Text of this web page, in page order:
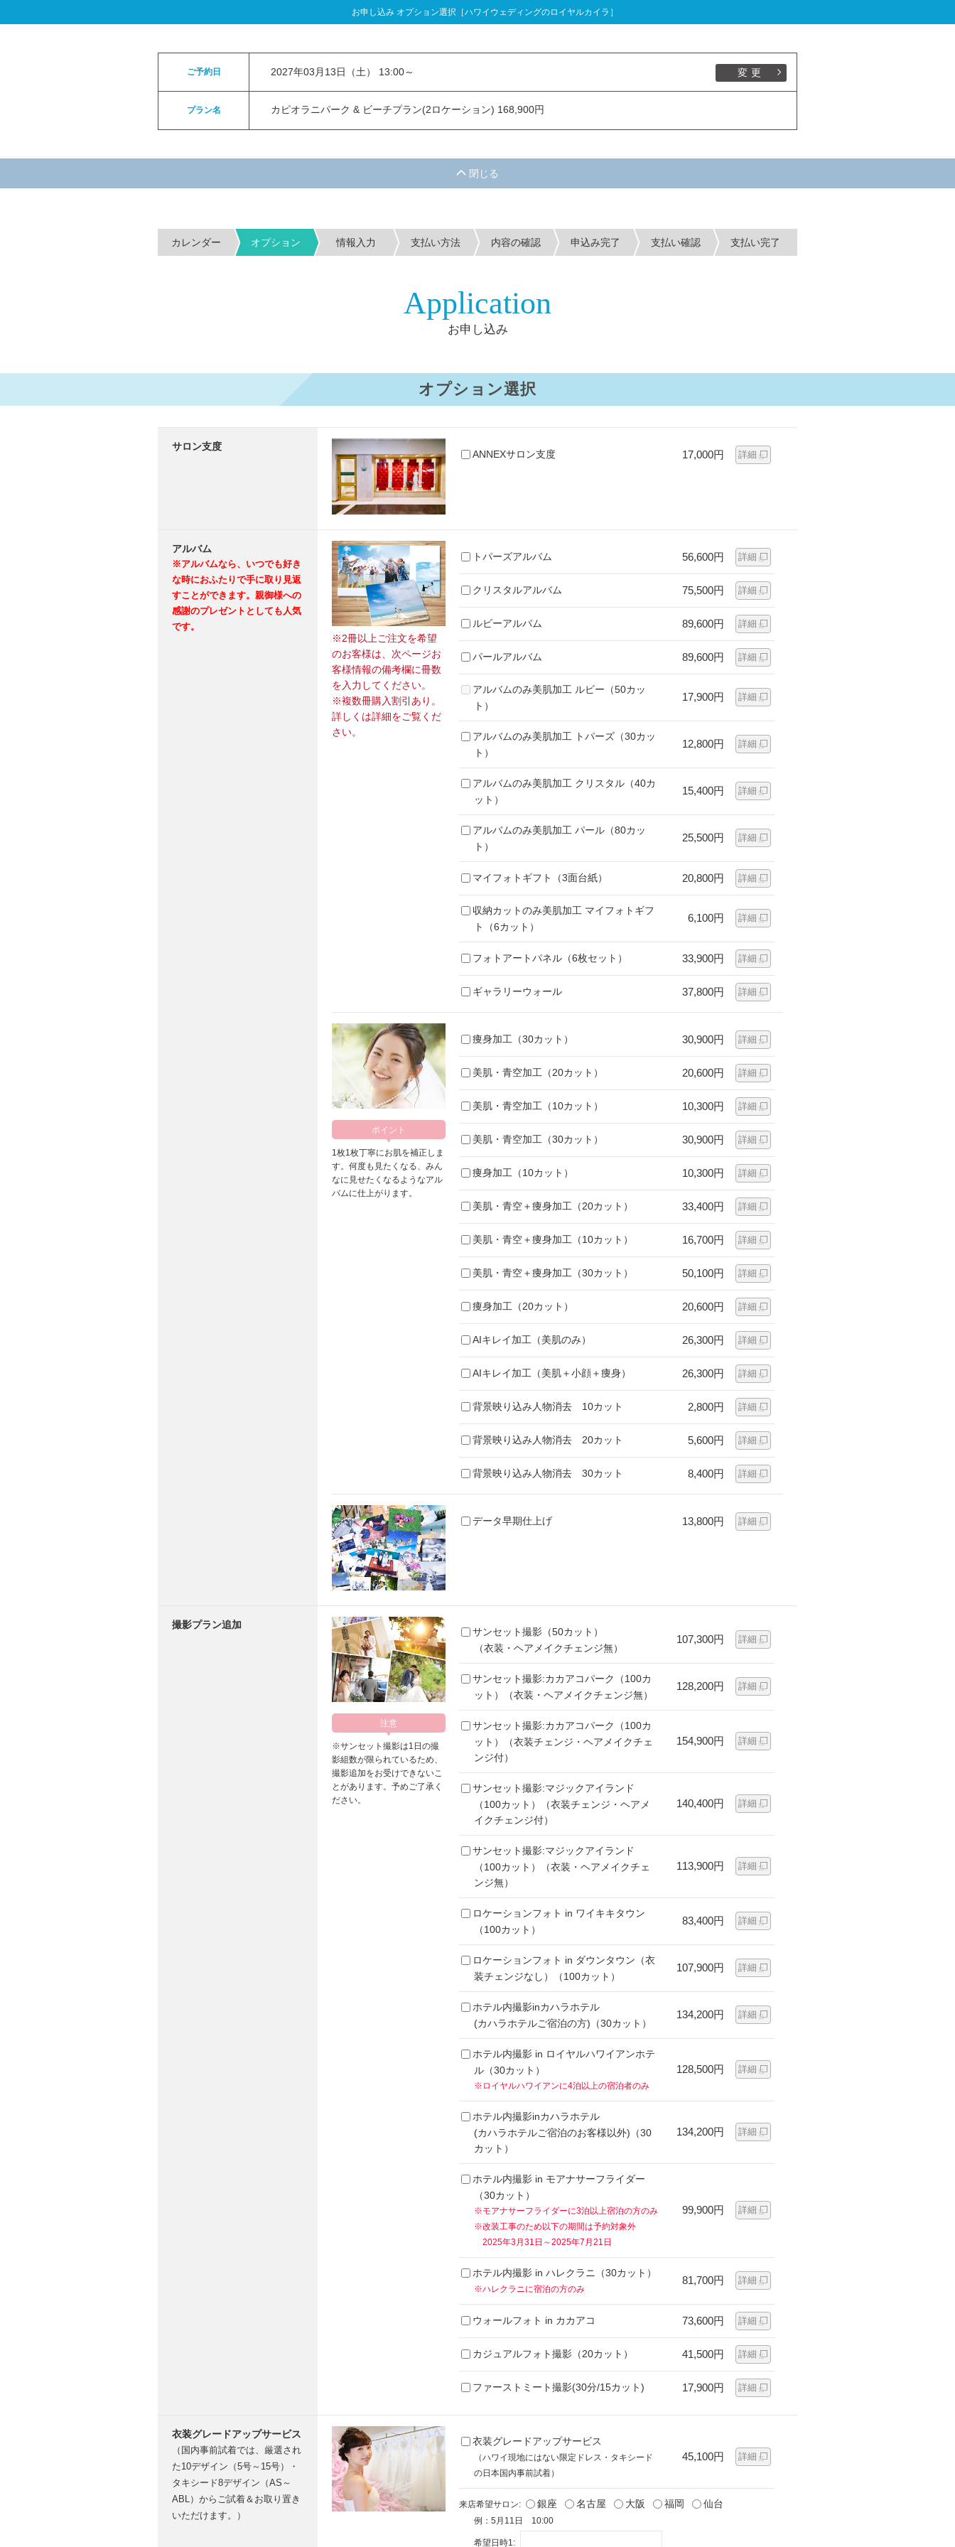
お申し込み オプション選択
お申し込み オプション選択［ハワイウェディングのロイヤルカイラ］
ご予約日 2027年03月13日（土） 13:00～ 変更
プラン名 カピオラニパーク & ビーチプラン(2ロケーション) 168,900円
カレンダー オプション 情報入力 支払い方法 内容の確認 申込み完了 支払い確認 支払い完了
Application
お申し込み
オプション選択
サロン支度
ANNEXサロン支度 17,000円 詳細
アルバム
※アルバムなら、いつでも好き
な時におふたりで手に取り見返
すことができます。親御様への
感謝のプレゼントとしても人気
です。
※2冊以上ご注文を希望
のお客様は、次ページお
客様情報の備考欄に冊数
を入力してください。
※複数冊購入割引あり。
詳しくは詳細をご覧くだ
さい。
トパーズアルバム 56,600円 詳細
クリスタルアルバム 75,500円 詳細
ルビーアルバム 89,600円 詳細
パールアルバム 89,600円 詳細
アルバムのみ美肌加工 ルビー（50カッ
ト）
17,900円 詳細
アルバムのみ美肌加工 トパーズ（30カッ
ト）
12,800円 詳細
アルバムのみ美肌加工 クリスタル（40カ
ット）
15,400円 詳細
アルバムのみ美肌加工 パール（80カッ
ト）
25,500円 詳細
マイフォトギフト（3面台紙） 20,800円 詳細
収納カットのみ美肌加工 マイフォトギフ
ト（6カット）
6,100円 詳細
フォトアートパネル（6枚セット） 33,900円 詳細
ギャラリーウォール 37,800円 詳細
1枚1枚丁寧にお肌を補正しま
す。何度も見たくなる、みん
なに見せたくなるようなアル
バムに仕上がります。
痩身加工（30カット） 30,900円 詳細
美肌・青空加工（20カット） 20,600円 詳細
美肌・青空加工（10カット） 10,300円 詳細
美肌・青空加工（30カット） 30,900円 詳細
痩身加工（10カット） 10,300円 詳細
美肌・青空＋痩身加工（20カット） 33,400円 詳細
美肌・青空＋痩身加工（10カット） 16,700円 詳細
美肌・青空＋痩身加工（30カット） 50,100円 詳細
痩身加工（20カット） 20,600円 詳細
AIキレイ加工（美肌のみ） 26,300円 詳細
AIキレイ加工（美肌＋小顔＋痩身） 26,300円 詳細
背景映り込み人物消去 10カット 2,800円 詳細
背景映り込み人物消去 20カット 5,600円 詳細
背景映り込み人物消去 30カット 8,400円 詳細
データ早期仕上げ 13,800円 詳細
撮影プラン追加
※サンセット撮影は1日の撮
影組数が限られているため、
撮影追加をお受けできないこ
とがあります。予めご了承く
ださい。
サンセット撮影（50カット）
（衣装・ヘアメイクチェンジ無）
107,300円 詳細
サンセット撮影:カカアコパーク（100カ
ット）（衣装・ヘアメイクチェンジ無）
128,200円 詳細
サンセット撮影:カカアコパーク（100カ
ット）（衣装チェンジ・ヘアメイクチェ
ンジ付）
154,900円 詳細
サンセット撮影:マジックアイランド
（100カット）（衣装チェンジ・ヘアメ
イクチェンジ付）
140,400円 詳細
サンセット撮影:マジックアイランド
（100カット）（衣装・ヘアメイクチェ
ンジ無）
113,900円 詳細
ロケーションフォト in ワイキキタウン
（100カット）
83,400円 詳細
ロケーションフォト in ダウンタウン（衣
装チェンジなし）（100カット）
107,900円 詳細
ホテル内撮影inカハラホテル
(カハラホテルご宿泊の方)（30カット）
134,200円 詳細
ホテル内撮影 in ロイヤルハワイアンホテ
ル（30カット）
※ロイヤルハワイアンに4泊以上の宿泊者のみ
128,500円 詳細
ホテル内撮影inカハラホテル
(カハラホテルご宿泊のお客様以外)（30
カット）
134,200円 詳細
ホテル内撮影 in モアナサーフライダー
（30カット）
※モアナサーフライダーに3泊以上宿泊の方のみ
※改装工事のため以下の期間は予約対象外
2025年3月31日～2025年7月21日
99,900円 詳細
ホテル内撮影 in ハレクラニ（30カット）
※ハレクラニに宿泊の方のみ
81,700円 詳細
ウォールフォト in カカアコ 73,600円 詳細
カジュアルフォト撮影（20カット） 41,500円 詳細
ファーストミート撮影(30分/15カット) 17,900円 詳細
衣装グレードアップサービス
（国内事前試着では、厳選され
た10デザイン（5号～15号）・
タキシード8デザイン（AS～
ABL）からご試着＆お取り置き
いただけます。）
衣装グレードアップサービス
（ハワイ現地にはない限定ドレス・タキシード
の日本国内事前試着）
45,100円 詳細
来店希望サロン: 銀座 名古屋 大阪 福岡 仙台
例：5月11日 10:00
希望日時1: